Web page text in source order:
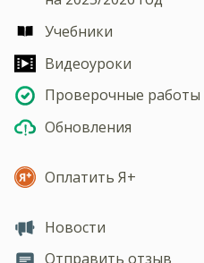
Учебники
Видеоуроки
Проверочные работы
Обновления
Оплатить Я+
Новости
Отправить отзыв